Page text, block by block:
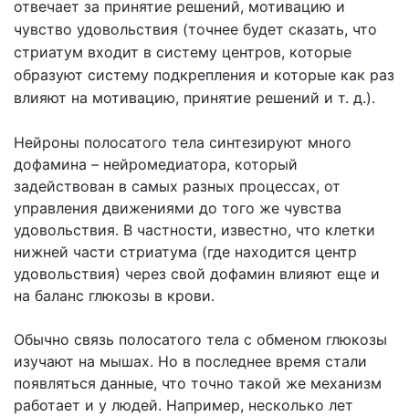
отвечает за принятие решений, мотивацию и
чувство удовольствия (точнее будет сказать, что
стриатум входит в систему центров, которые
образуют систему подкрепления и которые как раз
влияют на мотивацию, принятие решений и т. д.).
Нейроны полосатого тела синтезируют много
дофамина – нейромедиатора, который
задействован в самых разных процессах, от
управления движениями до того же чувства
удовольствия. В частности, известно, что клетки
нижней части стриатума (где находится центр
удовольствия) через свой дофамин влияют еще и
на баланс глюкозы в крови.
Обычно связь полосатого тела с обменом глюкозы
изучают на мышах. Но в последнее время стали
появляться данные, что точно такой же механизм
работает и у людей. Например, несколько лет